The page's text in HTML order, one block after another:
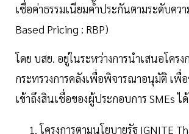
เชื่อค่าธรรมเนียมค้ำประกันตามระดับควา
Based Pricing : RBP)
โดย บสย. อยู่ในระหว่างการนำเสนอโครง
กระทรวงการคลังเพื่อพิจารณาอนุมัติ เพื่อ
เข้าถึงสินเชื่อของผู้ประกอบการ SMEs ไ
โครงการตามนโยบายรัฐ IGNITE